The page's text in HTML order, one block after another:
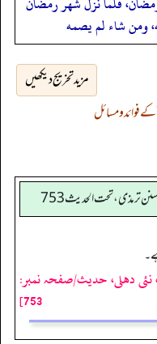
ومن شاء لم يصمه
مزید تخریج دیکھیں
سنن ترمذی، تحت الحديث 753
دهلى، حدیث/صفحہ نمبر:
753]